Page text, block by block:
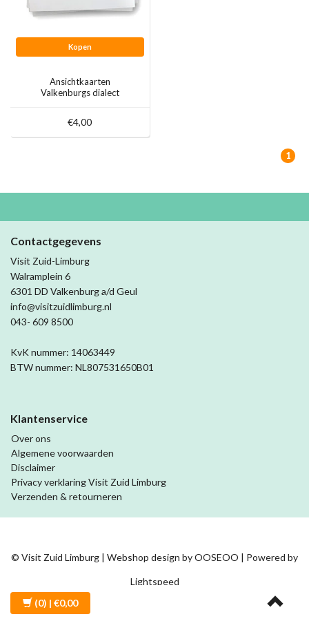
Kopen
Ansichtkaarten
Valkenburgs dialect
€4,00
1
Contactgegevens
Visit Zuid-Limburg
Walramplein 6
6301 DD Valkenburg a/d Geul
info@visitzuidlimburg.nl
043- 609 8500
KvK nummer: 14063449
BTW nummer: NL807531650B01
Klantenservice
Over ons
Algemene voorwaarden
Disclaimer
Privacy verklaring Visit Zuid Limburg
Verzenden & retourneren
© Visit Zuid Limburg | Webshop design byOOSEOO | Powered by
Lightspeed
(0) | €0,00